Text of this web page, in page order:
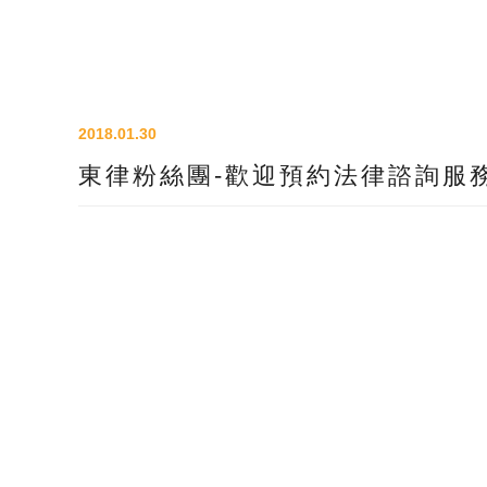
2018.01.30
東律粉絲團-歡迎預約法律諮詢服